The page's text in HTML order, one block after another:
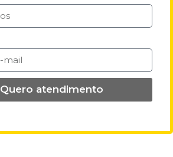
Quero atendimento